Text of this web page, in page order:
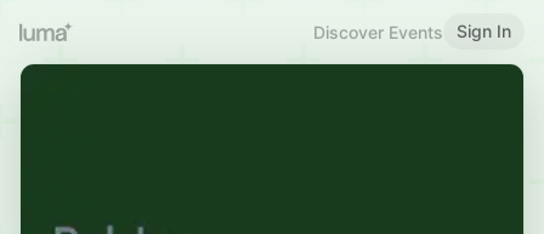
Discover Events Sign In